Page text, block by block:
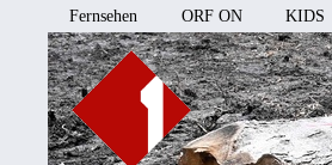
Fernsehen ORF ON KIDS